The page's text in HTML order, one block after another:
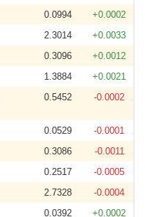
0.0994
+0.0002
2.3014
+0.0033
0.3096
+0.0012
1.3884
+0.0021
0.5452 -0.0002
0.0529
-0.0001
0.3086
-0.0011
0.2517
-0.0005
2.7328
-0.0004
0.0392
+0.0002